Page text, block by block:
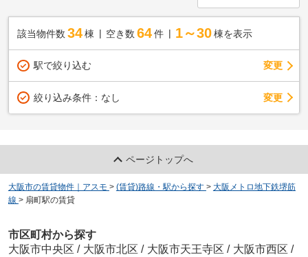
該当物件数 34棟 空き数 64 件 1～30 棟を表示
駅で絞り込む 変更
絞り込み条件： なし 変更
ページトップへ
大阪市の賃貸物件｜アスモ > (賃貸)路線・駅から探す > 大阪メトロ地下鉄堺筋
線 > 扇町駅の賃貸
市区町村から探す
大阪市中央区 / 大阪市北区 / 大阪市天王寺区 / 大阪市西区 /